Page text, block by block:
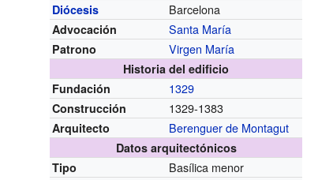
Diócesis Barcelona
Advocación Santa María
Patrono Virgen María
Historia del edificio
Fundación
1329
Construcción 1329-1383
Arquitecto Berenguer de Montagut
Datos arquitectónicos
Tipo
Basílica menor